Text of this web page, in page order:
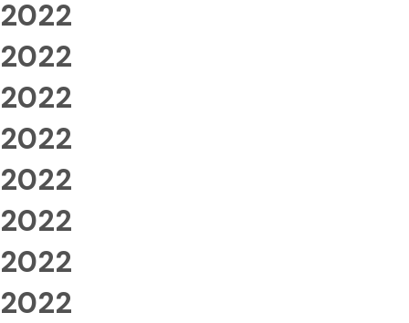
2022
2022
2022
2022
2022
2022
2022
2022